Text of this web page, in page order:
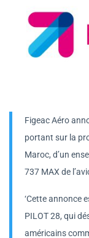
Figeac Aéro
portant sur la
Maroc, d’un
737 MAX de
‘Cette annonce
PILOT 28, qui
américains